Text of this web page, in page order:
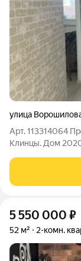
улица
Арт. 113314064
Клинцы. Дом 2020
проживания
Инфраструктура
5 550 000 ₽
52 м² 2-комн.